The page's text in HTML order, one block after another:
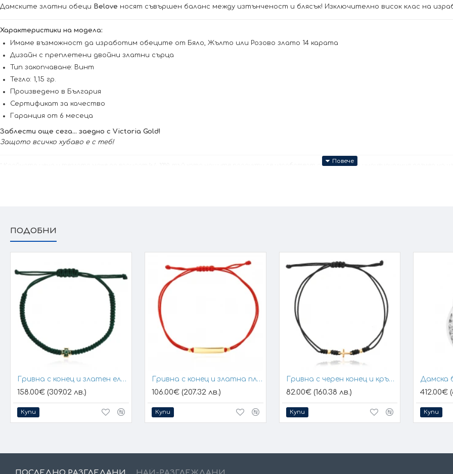
Дамските златни обеци Belove носят съвършен баланс между изтънченост и блясък! Изключително висок клас на
Характеристики на модела:
Имаме възможност да изработим обеците от Бяло, Жълто или Розово злато 14 карата
Дизайн с преплетени двойни златни сърца
Тип закопчаване: Винт
Тегло: 1,15 гр.
Произведено в България
Сертификат за качество
Гаранция от 6 месеца
Заблести още сега... заедно с Victoria Gold!
Защото всичко хубаво е с теб!
* Крайната цена и теглото може да варират (+/- 10%), тъй като нашите продукти се изработват ръчно според индивидуалния размер на
ПОДОБНИ
Гривна с конец и златен елемент кръст
158.00€ (309.02 лв.)
Купи
Гривна с конец и златна плочка за гравиране
106.00€ (207.32 лв.)
Купи
Гривна с черен конец и кръстче
82.00€ (160.38 лв.)
Купи
Дамска
412.00€
Купи